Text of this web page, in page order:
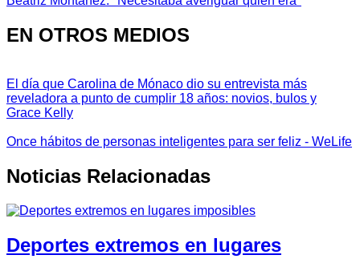
EN OTROS MEDIOS
El día que Carolina de Mónaco dio su entrevista más
reveladora a punto de cumplir 18 años: novios, bulos y
Grace Kelly
Once hábitos de personas inteligentes para ser feliz - WeLife
Noticias Relacionadas
Deportes extremos en lugares